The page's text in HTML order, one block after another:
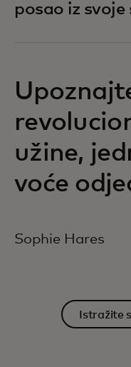
posao iz
užine,
voće
Sophie Hares
Istražite